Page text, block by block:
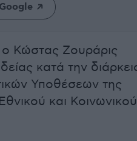
Κώστας Ζουράρις
κατά την
Υποθέσεων της
και Κοινωνικού